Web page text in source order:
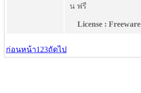
น ฟรี
License : Freeware
ก่อนหน้า1 23ถัดไป